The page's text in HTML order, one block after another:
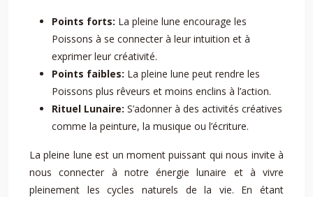
Points forts: La pleine lune encourage les
Poissons à se connecter à leur intuition et à
exprimer leur créativité.
Points faibles: La pleine lune peut rendre les
Poissons plus rêveurs et moins enclins à l’action.
Rituel Lunaire: S’adonner à des activités créatives
comme la peinture, la musique ou l’écriture.
La pleine lune est un moment puissant qui nous invite à
nous connecter à notre énergie lunaire et à vivre
pleinement les cycles naturels de la vie. En étant